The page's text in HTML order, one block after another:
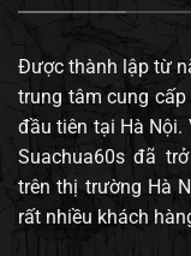
Được thành lập từ
trung tâm cung
đầu tiên tại Hà Nội.
Suachua60s đã
trên thị trường Hà
rất nhiều khách